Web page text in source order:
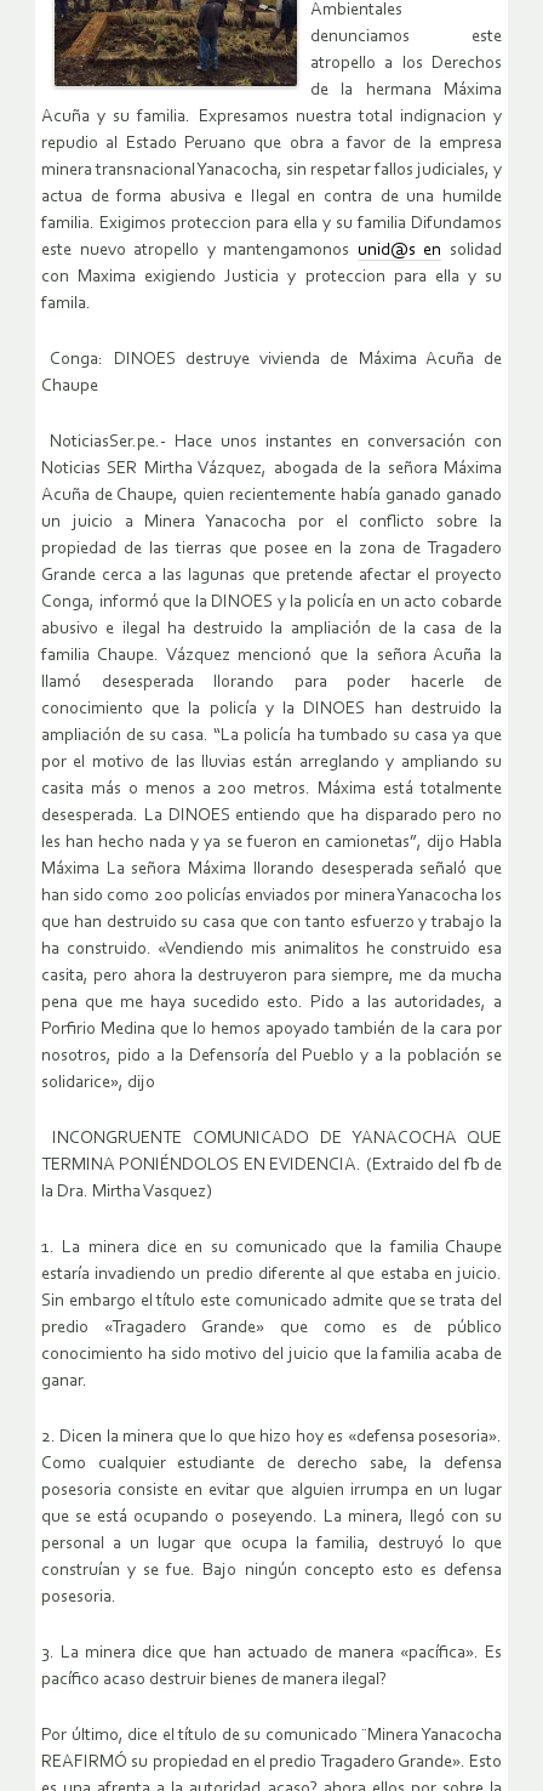
Ambientales
denunciamos este
atropello a los Derechos
de la hermana Máxima
Acuña y su familia. Expresamos nuestra total indignacion y
repudio al Estado Peruano que obra a favor de la empresa
minera transnacional Yanacocha, sin respetar fallos judiciales, y
actua de forma abusiva e Ilegal en contra de una humilde
familia. Exigimos proteccion para ella y su familia Difundamos
este nuevo atropello y mantengamonos unid@s en solidad
con Maxima exigiendo Justicia y proteccion para ella y su
famila.
Conga: DINOES destruye vivienda de Máxima Acuña de
Chaupe
NoticiasSer.pe.- Hace unos instantes en conversación con
Noticias SER Mirtha Vázquez, abogada de la señora Máxima
Acuña de Chaupe, quien recientemente había ganado ganado
un juicio a Minera Yanacocha por el conflicto sobre la
propiedad de las tierras que posee en la zona de Tragadero
Grande cerca a las lagunas que pretende afectar el proyecto
Conga, informó que la DINOES y la policía en un acto cobarde
abusivo e ilegal ha destruido la ampliación de la casa de la
familia Chaupe. Vázquez mencionó que la señora Acuña la
llamó desesperada llorando para poder hacerle de
conocimiento que la policía y la DINOES han destruido la
ampliación de su casa. “La policía ha tumbado su casa ya que
por el motivo de las lluvias están arreglando y ampliando su
casita más o menos a 200 metros. Máxima está totalmente
desesperada. La DINOES entiendo que ha disparado pero no
les han hecho nada y ya se fueron en camionetas”, dijo Habla
Máxima La señora Máxima llorando desesperada señaló que
han sido como 200 policías enviados por minera Yanacocha los
que han destruido su casa que con tanto esfuerzo y trabajo la
ha construido. «Vendiendo mis animalitos he construido esa
casita, pero ahora la destruyeron para siempre, me da mucha
pena que me haya sucedido esto. Pido a las autoridades, a
Porfirio Medina que lo hemos apoyado también de la cara por
nosotros, pido a la Defensoría del Pueblo y a la población se
solidarice», dijo
INCONGRUENTE COMUNICADO DE YANACOCHA QUE
TERMINA PONIÉNDOLOS EN EVIDENCIA. (Extraido del fb de
la Dra. Mirtha Vasquez)
1. La minera dice en su comunicado que la familia Chaupe
estaría invadiendo un predio diferente al que estaba en juicio.
Sin embargo el título este comunicado admite que se trata del
predio «Tragadero Grande» que como es de público
conocimiento ha sido motivo del juicio que la familia acaba de
ganar.
2. Dicen la minera que lo que hizo hoy es «defensa posesoria».
Como cualquier estudiante de derecho sabe, la defensa
posesoria consiste en evitar que alguien irrumpa en un lugar
que se está ocupando o poseyendo. La minera, llegó con su
personal a un lugar que ocupa la familia, destruyó lo que
construían y se fue. Bajo ningún concepto esto es defensa
posesoria.
3. La minera dice que han actuado de manera «pacífica». Es
pacífico acaso destruir bienes de manera ilegal?
Por último, dice el título de su comunicado ¨Minera Yanacocha
REAFIRMÓ su propiedad en el predio Tragadero Grande». Esto